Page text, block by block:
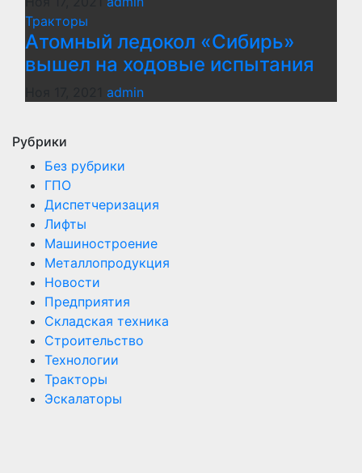
Тракторы
Атомный ледокол «Сибирь»
вышел на ходовые испытания
admin
Рубрики
Без рубрики
ГПО
Диспетчеризация
Лифты
Машиностроение
Металлопродукция
Новости
Предприятия
Складская техника
Строительство
Технологии
Тракторы
Эскалаторы